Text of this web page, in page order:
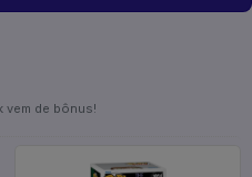
vem de bônus!